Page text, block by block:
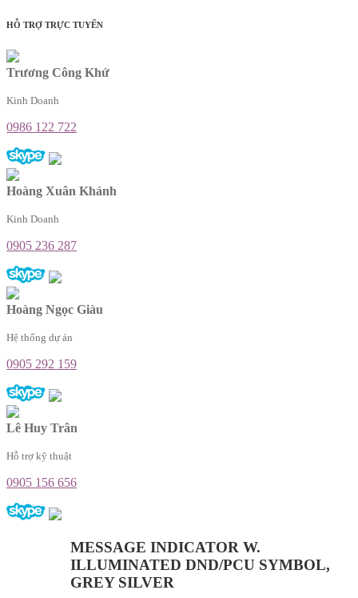
HỖ TRỢ TRỰC TUYẾN
Trương Công Khứ
Kinh Doanh
0986 122 722
Hoàng Xuân Khánh
Kinh Doanh
0905 236 287
Hoàng Ngọc Giàu
Hệ thống dự án
0905 292 159
Lê Huy Trân
Hỗ trợ kỹ thuật
0905 156 656
MESSAGE INDICATOR W.
ILLUMINATED DND/PCU SYMBOL,
GREY SILVER